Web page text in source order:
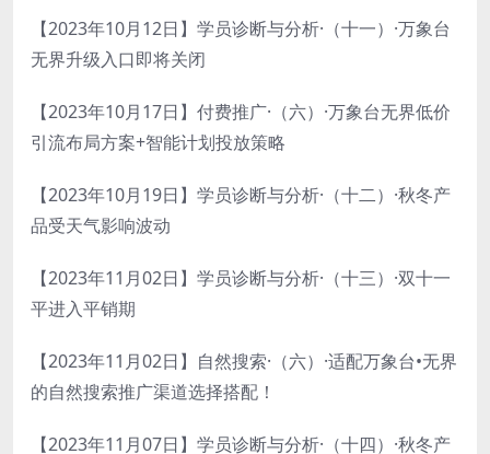
【2023年10月12日】学员诊断与分析·（十一）·万象台
无界升级入口即将关闭
【2023年10月17日】付费推广·（六）·万象台无界低价
引流布局方案+智能计划投放策略
【2023年10月19日】学员诊断与分析·（十二）·秋冬产
品受天气影响波动
【2023年11月02日】学员诊断与分析·（十三）·双十一
平进入平销期
【2023年11月02日】自然搜索·（六）·适配万象台•无界
的自然搜索推广渠道选择搭配！
【2023年11月07日】学员诊断与分析·（十四）·秋冬产